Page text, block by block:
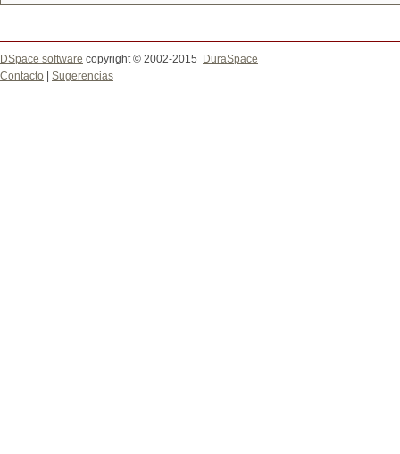
DSpace software copyright © 2002-2015
DuraSpace
Contacto
Sugerencias